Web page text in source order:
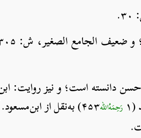
رَحِمَهُ‌الله۴۵۳) به‌نقل از ابن‌مسعود. آلبانی